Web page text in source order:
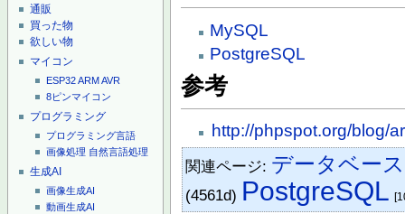
通販
買った物
欲しい物
マイコン
ESP32ARMAVR
8ピンマイコン
プログラミング
プログラミング言語
画像処理 自然言語処理
生成AI
画像生成AI
動画生成AI
MySQL
PostgreSQL
参考
http://phpspot.org/blog/
関連ページ: データベー
(4561d) PostgreSQL